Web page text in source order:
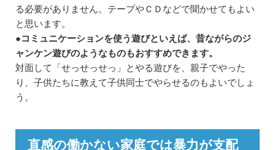
る必要がありません。テープやＣＤなどで聞かせてもよい
と思います。
●コミュニケーションを使う遊びといえば、昔ながらのジ
ャンケン遊びのようなものもおすすめできます。
対面して「せっせっせっ」とやる遊びを、親子でやった
り、子供たちに教えて子供同士でやらせるのもよいでしょ
う。
直感の働かない家庭では暴力が支配